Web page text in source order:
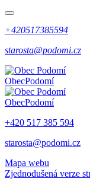
+420517385594
starosta@podomi.cz
ObecPodomí
ObecPodomí
+420 517 385 594
starosta@podomi.cz
Mapa webu
Zjednodušená verze